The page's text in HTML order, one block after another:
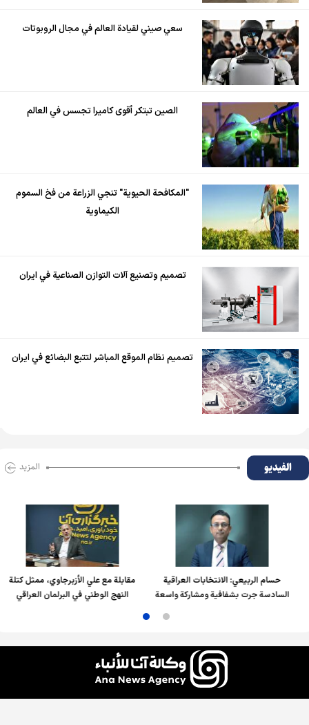
سعي صيني لقيادة العالم في مجال الروبوتات
الصين تبتكر أقوى كاميرا تجسس في العالم
"المكافحة الحيوية" تنجي الزراعة من فخ السموم
الكيماوية
تصميم وتصنيع آلات التوازن الصناعية في ايران
تصميم نظام الموقع المباشر لتتبع البضائع في ايران
الفیدیو المزید
حسام الربیعي: الانتخابات العراقية
السادسة جرت بشفافية ومشاركة واسعة
مقابلة مع علي الأزبرجاوي، ممثل كتلة
النهج الوطني في البرلمان العراقي